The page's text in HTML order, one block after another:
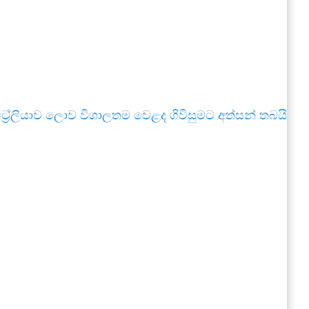
ලොව විශාලතම වෙළද ගිවිසුමට අත්සන් තබයි